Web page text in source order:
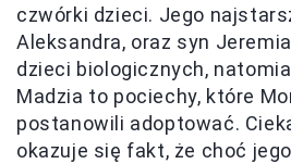
czwórki dzieci. Jego
Aleksandra, oraz syn
dzieci biologicznych,
Madzia to pociechy, które
postanowili adoptować.
okazuje się fakt, że choć